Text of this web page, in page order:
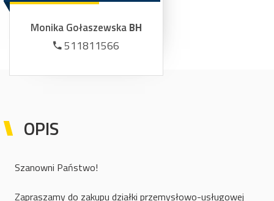
Monika GołaszewskaBH
511811566
OPIS
Szanowni Państwo!
Zapraszamy do zakupu działki przemysłowo-usługowej